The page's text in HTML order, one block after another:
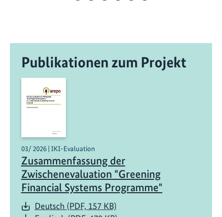
l
x
e
m
Publikationen zum Projekt
03/ 2026 | IKI-Evaluation
Zusammenfassung der
Zwischenevaluation "Greening
Financial Systems Programme"
Deutsch (PDF, 157 KB)